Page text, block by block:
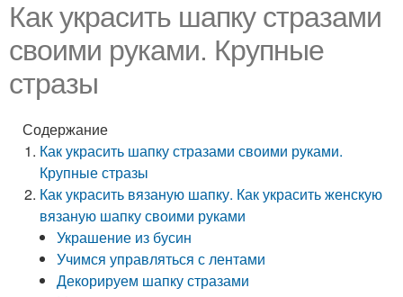
Как украсить шапку стразами
своими руками. Крупные
стразы
Содержание
Как украсить шапку стразами своими руками.
Крупные стразы
Как украсить вязаную шапку. Как украсить женскую
вязаную шапку своими руками
Украшение из бусин
Учимся управляться с лентами
Декорируем шапку стразами